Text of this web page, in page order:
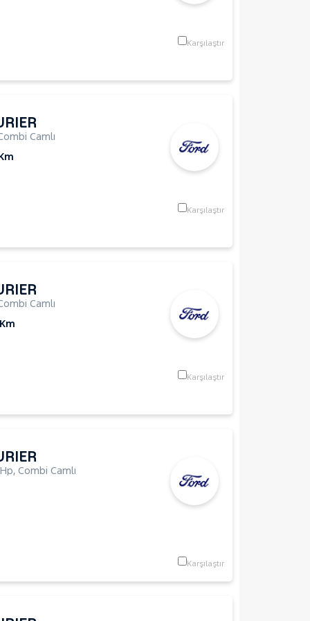
Karşılaştır
Camlı
Karşılaştır
Camlı
Karşılaştır
, Combi Camlı
Karşılaştır